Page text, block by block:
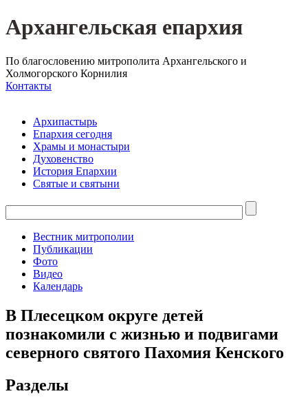
Архангельская епархия
По благословению митрополита Архангельского и
Холмогорского Корнилия
Контакты
Архипастырь
Епархия сегодня
Храмы и монастыри
Духовенство
История Епархии
Святые и святыни
Вестник митрополии
Публикации
Фото
Видео
Календарь
В Плесецком округе детей
познакомили с жизнью и подвигами
северного святого Пахомия Кенского
Разделы